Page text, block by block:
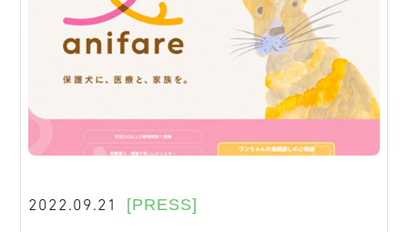
2022.09.21 [PRESS]